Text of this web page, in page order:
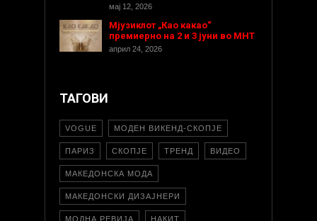
мај 12, 2026
Мјузиклот „Као какао“
премиерно на 2 и 3 јуни во МНТ
април 24, 2026
ТАГОВИ
VOGUE МОДЕН ВИКЕНД-СКОПЈЕ
ПАРИЗ СКОПЈЕ ТРЕНД ВИДЕО
МАКЕДОНСКА МОДА
МАКЕДОНСКИ ДИЗАЈНЕРИ
МОДНА РЕВИЈА НАКИТ